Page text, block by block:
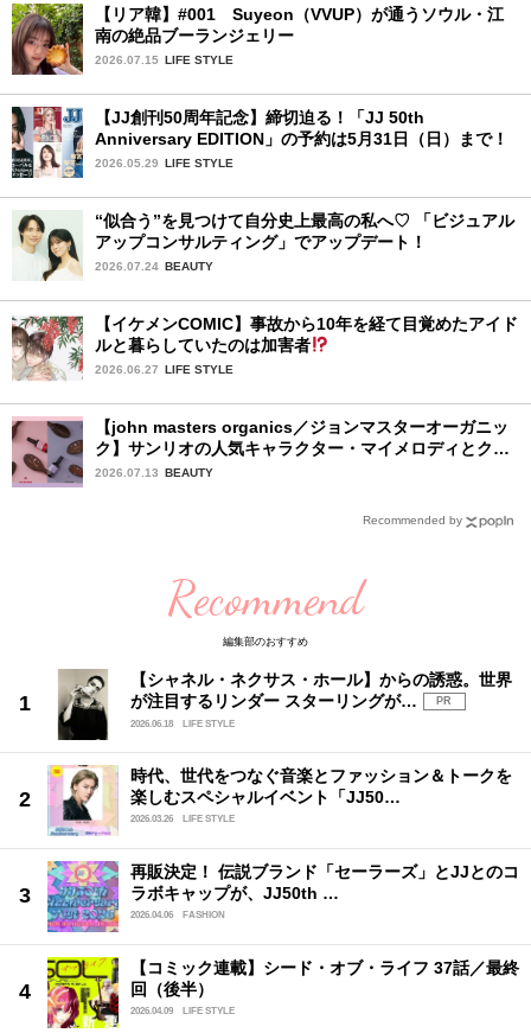
【リア韓】#001 Suyeon（VVUP）が通うソウル・江
南の絶品ブーランジェリー
2026.07.15 LIFE STYLE
【JJ創刊50周年記念】締切迫る！「JJ 50th
Anniversary EDITION」の予約は5月31日（日）まで！
2026.05.29 LIFE STYLE
“似合う”を見つけて自分史上最高の私へ♡ 「ビジュアル
アップコンサルティング」でアップデート！
2026.07.24 BEAUTY
【イケメンCOMIC】事故から10年を経て目覚めたアイド
ルと暮らしていたのは加害者
2026.06.27 LIFE STYLE
【john masters organics／ジョンマスターオーガニッ
ク】サンリオの人気キャラクター・マイメロディとクロ
ミ限定デザイン♡ ヘアブラシとヘアオイルが7月16日
2026.07.13 BEAUTY
Recommended by
Recommend
編集部のおすすめ
【シャネル・ネクサス・ホール】からの誘惑。世界
が注目するリンダー スターリングが…
PR
2026.06.18
LIFE STYLE
時代、世代をつなぐ音楽とファッション＆トークを
楽しむスペシャルイベント「JJ50…
2026.03.26 LIFE STYLE
再販決定！ 伝説ブランド「セーラーズ」とJJとのコ
ラボキャップが、JJ50th …
2026.04.06 FASHION
【コミック連載】シード・オブ・ライフ 37話／最終
回（後半）
2026.04.09 LIFE STYLE